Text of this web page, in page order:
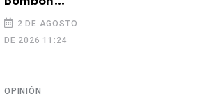
deja un
muerto y
dos heridos
2 DE AGOSTO
DE 2026 11:24
OPINIÓN